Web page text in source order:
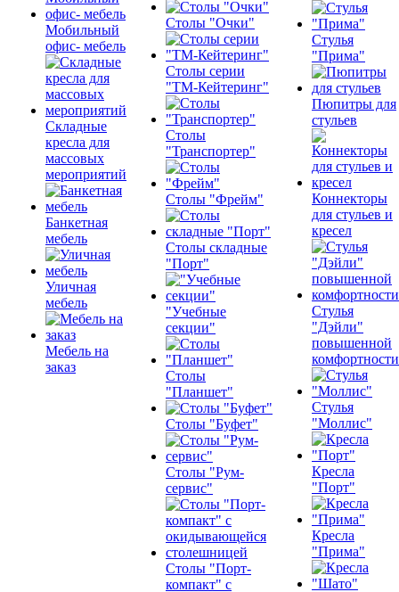
Мобильный
офис- мебель
Складные
кресла для
массовых
мероприятий
Банкетная
мебель
Уличная
мебель
Мебель на
заказ
Столы "Очки"
Столы серии
"ТМ-Кейтеринг"
Столы
"Транспортер"
Столы "Фрейм"
Столы складные
"Порт"
"Учебные
секции"
Столы
"Планшет"
Столы "Буфет"
Столы "Рум-
сервис"
Столы "Порт-
компакт" с
Стулья
"Прима"
Пюпитры для
стульев
Коннекторы
для стульев и
кресел
Стулья
"Дэйли"
повышенной
комфортности
Стулья
"Моллис"
Кресла
"Порт"
Кресла
"Прима"